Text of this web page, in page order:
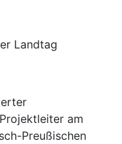
Landtag
am
Preußischen